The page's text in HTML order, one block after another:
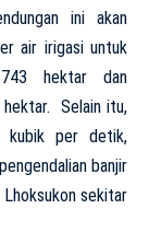
ini akan
air irigasi untuk
hektar dan
hektar. Selain itu,
kubik per detik,
banjir
sekitar